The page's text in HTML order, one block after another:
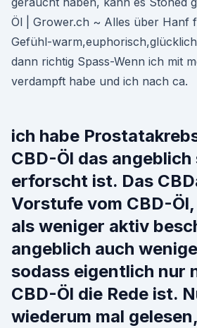
Öl | Grower.ch ~ Alles über Hanf
Gefühl-
dann richtig Spass-Wenn ich mit
verdampft habe und ich nach ca.
ich habe
CBD-Öl das
erforscht ist. Das
Vorstufe vom CBD-
als weniger aktiv
angeblich auch
sodass eigentlich nur
CBD-Öl die Rede ist.
wiederum mal